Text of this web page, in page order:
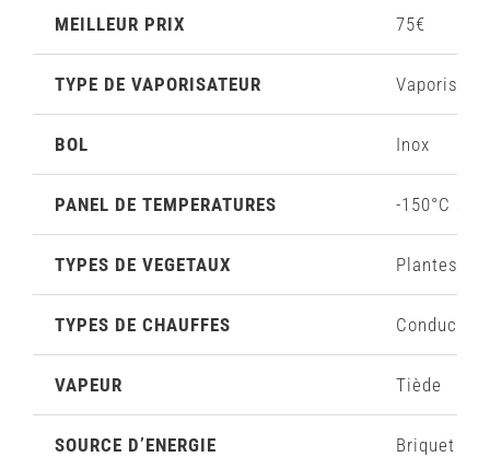
MEILLEUR PRIX 75€
TYPE DE VAPORISATEUR
BOL Inox
PANEL DE TEMPERATURES -150°C à +
TYPES DE VEGETAUX Plantes et
TYPES DE CHAUFFES Conduction
VAPEUR Tiède
SOURCE D’ENERGIE Briquet à